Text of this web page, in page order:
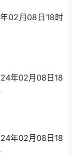
02月08日18时
年02月08日18
年02月08日18